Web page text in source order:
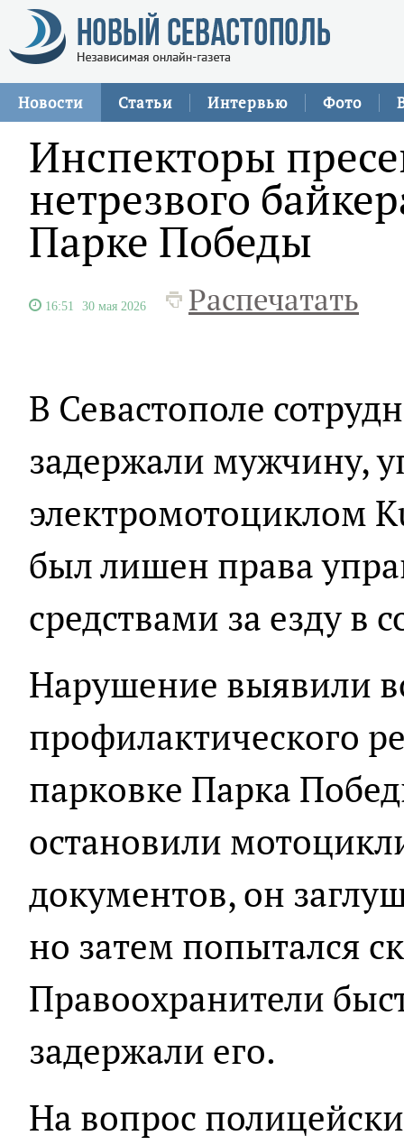
Новости Статьи Интервью Фото
Инспекторы
нетрезвого
Парке Победы
16:51 30 мая 2026 Распечатать
В Севастополе
задержали мужчину,
электромотоциклом
был лишен права
средствами за езду в
Нарушение выявили
профилактического
парковке Парка
остановили
документов, он
но затем попытался
Правоохранители
задержали его.
На вопрос